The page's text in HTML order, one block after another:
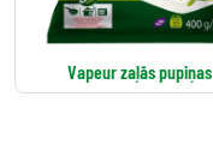
Vapeur zaļās pupiņas